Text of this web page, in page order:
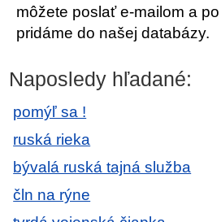
môžete poslať e-mailom a
pridáme do našej databázy.
Naposledy hľadané:
pomýľ sa !
ruská rieka
bývalá ruská tajná služba
čln na rýne